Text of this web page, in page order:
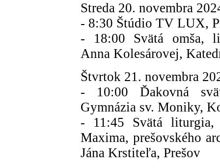
Streda 20. novembra
- 8:30 Štúdio TV LUX,
- 18:00 Svätá omša,
Anna Kolesárovej,
Štvrtok 21. novembra
- 10:00 Ďakovná
Gymnázia sv. Moniky,
- 11:45 Svätá liturgia,
Maxima, prešovského
Jána Krstiteľa, Prešov